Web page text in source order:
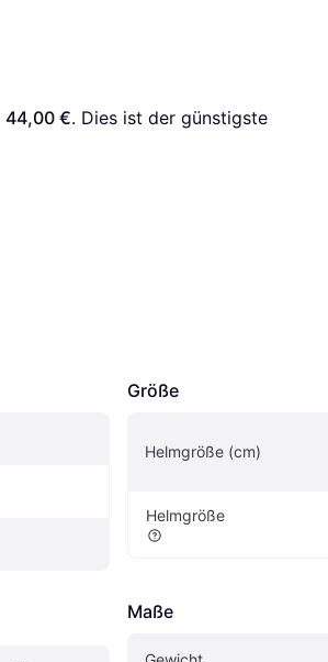
44,00 €. Dies ist der günstigste
Größe
Helmgröße (cm)
Helmgröße
Maße